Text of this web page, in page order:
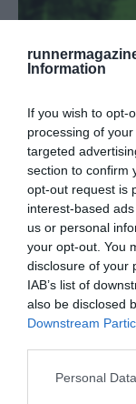
Information
If you wish to opt-
processing of
targeted
section to confirm
opt-out request is
interest-based
us or personal
your opt-out. You
disclosure of your
IAB’s list of
also be disclosed
Downstream
Personal
Άνοιγμα
Δείτε